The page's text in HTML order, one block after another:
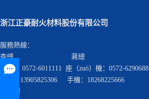
浙江正豪耐火材料股份有限公司
服務熱線：
查總 蔣總
座機： 0572-6011111 座（zuò）機：0572-6290688
手機：13905825306 手機：18268225666
查經理